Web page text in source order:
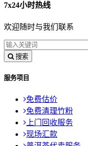
7x24小时热线
欢迎随时与我们联系
搜索
服务项目
免费估价
免费清理竹粉
上门回收服务
现场汇款